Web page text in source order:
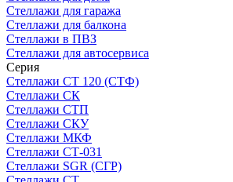
Стеллажи для гаража
Стеллажи для балкона
Стеллажи в ПВЗ
Стеллажи для автосервиса
Серия
Стеллажи СТ 120 (СТФ)
Стеллажи СК
Стеллажи СТП
Стеллажи СКУ
Стеллажи МКФ
Стеллажи СТ-031
Стеллажи SGR (СГР)